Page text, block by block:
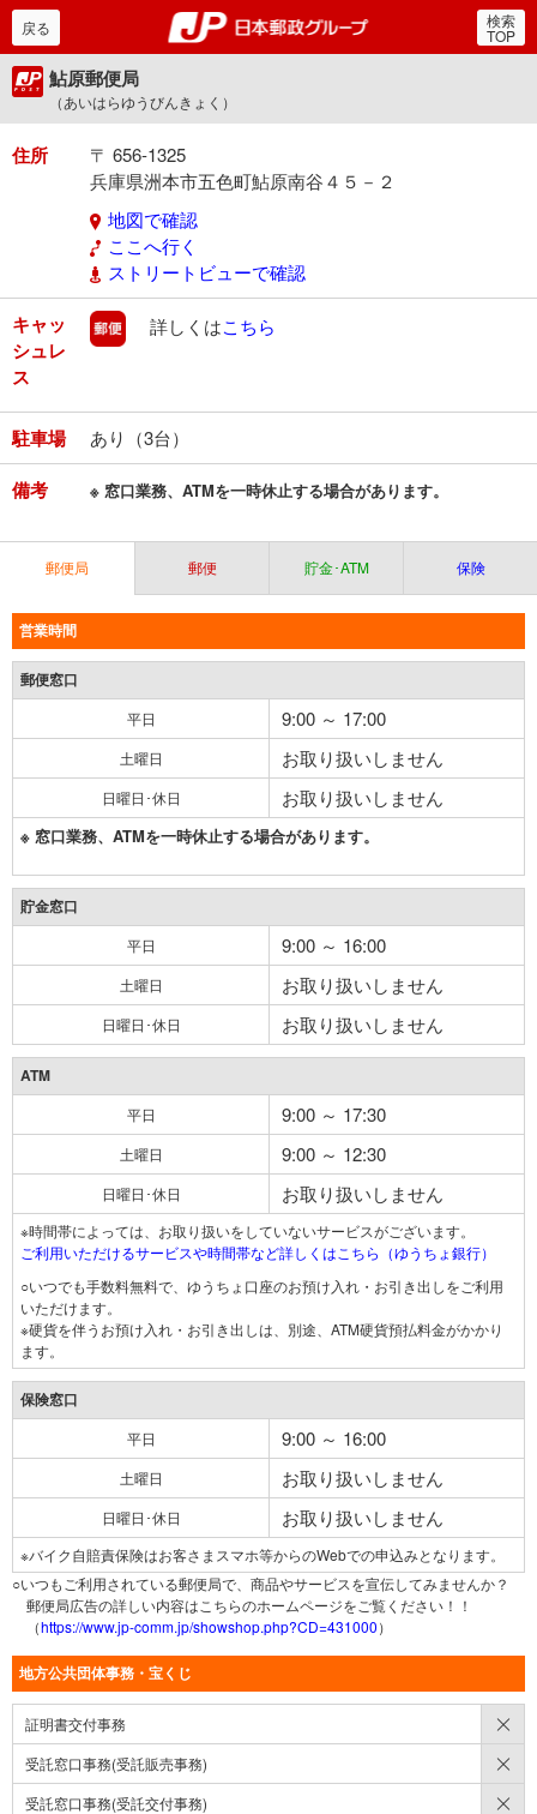
郵便局・日本郵政グルー
戻る 検索
TOP
鮎原郵便局
（あいはらゆうびんきょく）
住所
〒 656-1325
兵庫県洲本市五色町鮎原南谷４５－２
地図で確認
ここへ行く
ストリートビューで確認
キャッ
シュレ
ス
郵便
詳しくはこちら
駐車場 あり（3台）
備考 ※ 窓口業務、ATMを一時休止する場合があります。
郵便局 郵便 貯金･ATM 保険
営業時間
郵便窓口
平日 9:00 ～ 17:00
土曜日 お取り扱いしません
日曜日･休日 お取り扱いしません
※ 窓口業務、ATMを一時休止する場合があります。
貯金窓口
平日 9:00 ～ 16:00
土曜日 お取り扱いしません
日曜日･休日 お取り扱いしません
ATM
平日 9:00 ～ 17:30
土曜日 9:00 ～ 12:30
日曜日･休日 お取り扱いしません
※時間帯によっては、お取り扱いをしていないサービスがございます。
ご利用いただけるサービスや時間帯など詳しくはこちら（ゆうちょ銀行）
○いつでも手数料無料で、ゆうちょ口座のお預け入れ・お引き出しをご利用
いただけます。
※硬貨を伴うお預け入れ・お引き出しは、別途、ATM硬貨預払料金がかかり
ます。
保険窓口
平日 9:00 ～ 16:00
土曜日 お取り扱いしません
日曜日･休日 お取り扱いしません
※バイク自賠責保険はお客さまスマホ等からのWebでの申込みとなります。
○いつもご利用されている郵便局で、商品やサービスを宣伝してみませんか？
郵便局広告の詳しい内容はこちらのホームページをご覧ください！！
（https://www.jp-comm.jp/showshop.php?CD=431000）
地方公共団体事務・宝くじ
証明書交付事務
受託窓口事務(受託販売事務)
受託窓口事務(受託交付事務)